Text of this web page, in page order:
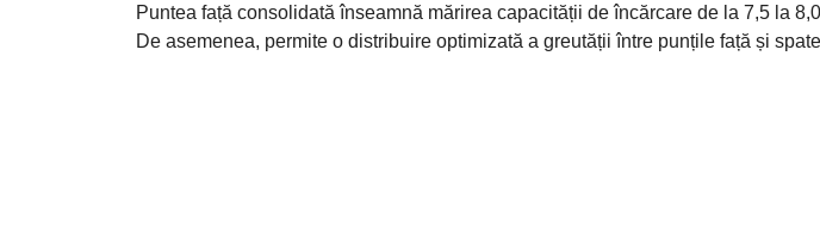
Puntea față consolidată înseamnă mărirea capacității de încărcare de la 7,5 la
De asemenea, permite o distribuire optimizată a greutății între punțile față și